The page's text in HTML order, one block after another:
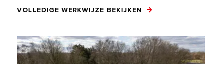
VOLLEDIGE WERKWIJZE BEKIJKEN